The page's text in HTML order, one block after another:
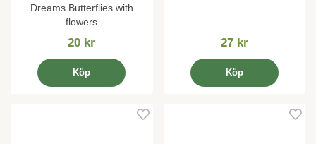
Dreams Butterflies with
flowers
20 kr
Köp
27 kr
Köp